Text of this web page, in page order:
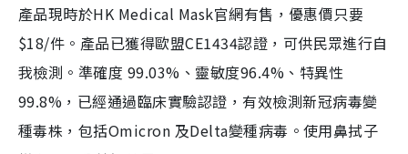
產品現時於HK Medical Mask官網有售，優惠價只要
$18/件。產品已獲得歐盟CE1434認證，可供民眾進行自
我檢測。準確度 99.03%、靈敏度96.4%、特異性
99.8%，已經通過臨床實驗認證，有效檢測新冠病毒變
種毒株，包括Omicron 及Delta變種病毒。使用鼻拭子